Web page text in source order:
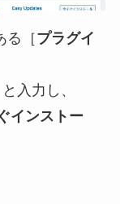
る［プラグイ
入力し、
インストー